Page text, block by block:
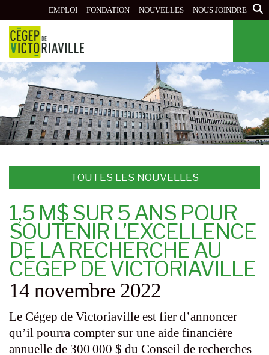
au
contenu
principal
EMPLOI FONDATION NOUVELLES NOUS JOINDRE
TOUTES LES NOUVELLES
1,5 M$ SUR 5 ANS POUR
SOUTENIR L’EXCELLENCE
DE LA RECHERCHE AU
CÉGEP DE VICTORIAVILLE
14 novembre 2022
Le Cégep de Victoriaville est fier d’annoncer
qu’il pourra compter sur une aide financière
annuelle de 300 000 $ du Conseil de recherches